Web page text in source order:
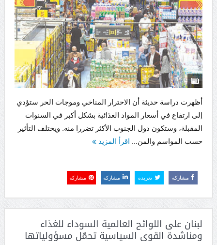
أظهرت دراسة حديثة أن الاحترار المناخي وموجات الحر ستؤدي
إلى ارتفاع في أسعار المواد الغذائية بشكل أكبر في السنوات
المقبلة، وستكون دول الجنوب الأكثر تضررا منه. ويختلف التأثير
حسب المواسم والمن... اقرأ المزيد
مشاركة تغريدة مشاركة مشاركة
لبنان على اللوائح العالمية السوداء للغذاء
ومناشدة القوى السياسية تحمّل مسؤولياتها